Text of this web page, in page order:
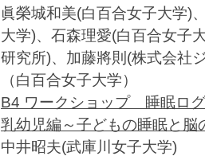
眞榮城和美(白百合女子大学)
大学)、石森理愛(白百合女子
研究所)、加藤將則(株式会社
（白百合女子大学）
B4 ワークショップ 睡眠ロ
乳幼児編～子どもの睡眠と脳
中井昭夫(武庫川女子大学)